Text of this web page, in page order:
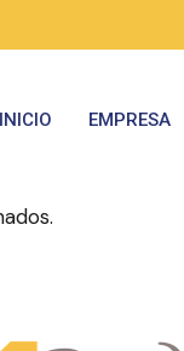
INICIO EMPRESA